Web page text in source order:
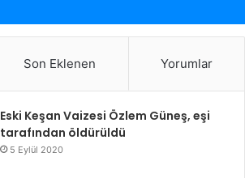
Son Eklenen Yorumlar
Eski Keşan Vaizesi Özlem Güneş, eşi
tarafından öldürüldü
5 Eylül 2020